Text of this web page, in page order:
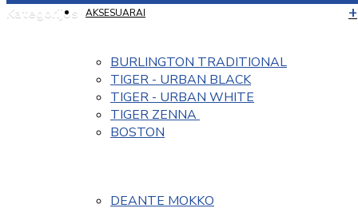
Kategorijos AKSESUARAI
BURLINGTON TRADITIONAL
TIGER - URBAN BLACK
TIGER - URBAN WHITE
TIGER ZENNA
BOSTON
DEANTE MOKKO